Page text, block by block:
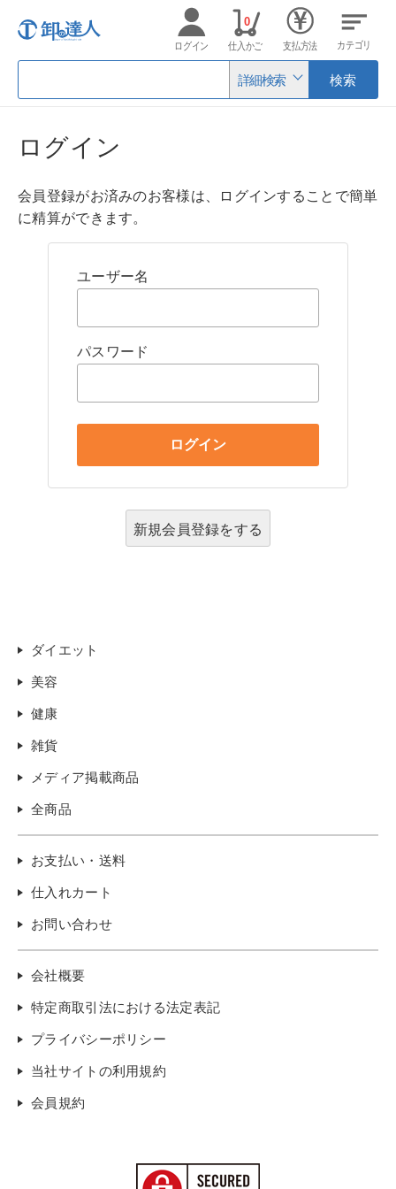
詳細検索 検索
ログイン 仕入かご
0
支払方法 カテゴリ
ログイン
会員登録がお済みのお客様は、ログインすることで簡単
に精算ができます。
ユーザー名
パスワード
新規会員登録をする
ダイエット
美容
健康
雑貨
メディア掲載商品
全商品
お支払い・送料
仕入れカート
お問い合わせ
会社概要
特定商取引法における法定表記
プライバシーポリシー
当社サイトの利用規約
会員規約